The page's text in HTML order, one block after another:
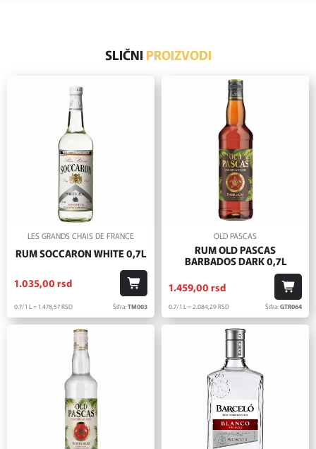
SLIČNI PROIZVODI
LES GRANDS CHAIS DE FRANCE
RUM SOCCARON WHITE 0,7L
1.035,00 rsd
0.7/1 L = 1.478,57RSD Šifra:TM003
OLD PASCAS
RUM OLD PASCAS
BARBADOS DARK 0,7L
1.459,00 rsd
0.7/1 L = 2.084,29RSD Šifra:GTR064